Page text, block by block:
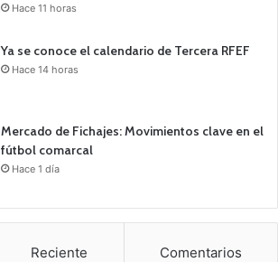
Hace 11 horas
Ya se conoce el calendario de Tercera RFEF
Hace 14 horas
Mercado de Fichajes: Movimientos clave en el
fútbol comarcal
Hace 1 día
Reciente Comentarios